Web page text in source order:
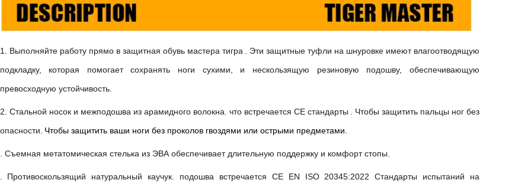
1. Выполняйте работу прямо в защитная обувь мастера тигра
. Эти защитные туфли на шнуровке имеют влагоотводящую
подкладку, которая помогает сохранять ноги сухими, и нескользящую резиновую подошву, обеспечивающую
превосходную устойчивость.
2. Стальной носок и межподошва из арамидного волокна.что встречаетсяCE стандарты
Чтобы защитить пальцы ног без
опасности. Чтобы защитить ваши ноги без проколов гвоздями или острыми предметами.
Съемная метатомическая стелька из ЭВА обеспечивает длительную поддержку и комфорт стопы.
Противоскользящий натуральный каучук. подошва встречается CE EN ISO 20345:2022Стандарты испытаний на